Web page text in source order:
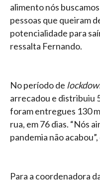
alimento nós
pessoas que queiram
potencialidade para
ressalta Fernando.
No período de
arrecadou e distribuiu
foram entregues 130
rua, em 76 dias. “Nós
pandemia não
Para a coordenadora